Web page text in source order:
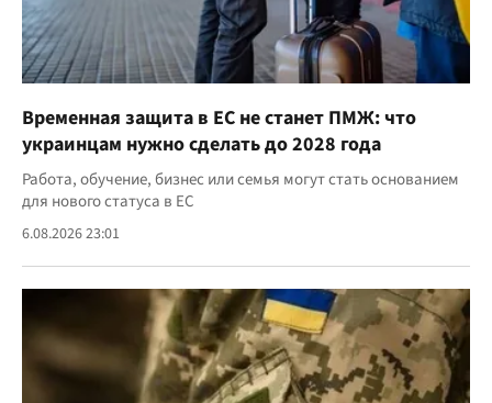
Временная защита в ЕС не станет ПМЖ: что
украинцам нужно сделать до 2028 года
Работа, обучение, бизнес или семья могут стать основанием
для нового статуса в ЕС
6.08.2026 23:01